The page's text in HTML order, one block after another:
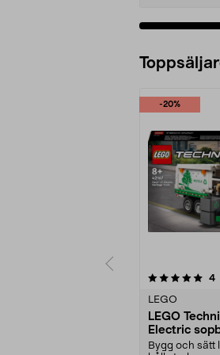
-20%
4
LEGO
LEGO
Electric
år
Bygg och sätt
0.0